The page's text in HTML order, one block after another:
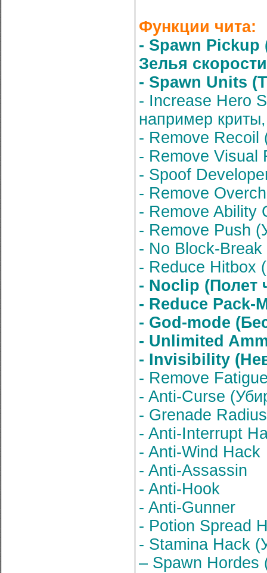
Функции чита:
- Spawn
Зелья
- Spawn Units
- Increase Hero
например криты,
- Remove Recoil
- Remove Visual
- Spoof
- Remove
- Remove Ability
- Remove Push
- No Block-Break
- Reduce Hitbox
- Noclip (Полет
- Reduce Pack-
- God-mode
- Unlimited
- Invisibility
- Remove
- Anti-Curse
- Grenade
- Anti-Interrupt
- Anti-Wind Hack
- Anti-Assassin
- Anti-Hook
- Anti-Gunner
- Potion Spread
- Stamina Hack
– Spawn Hordes